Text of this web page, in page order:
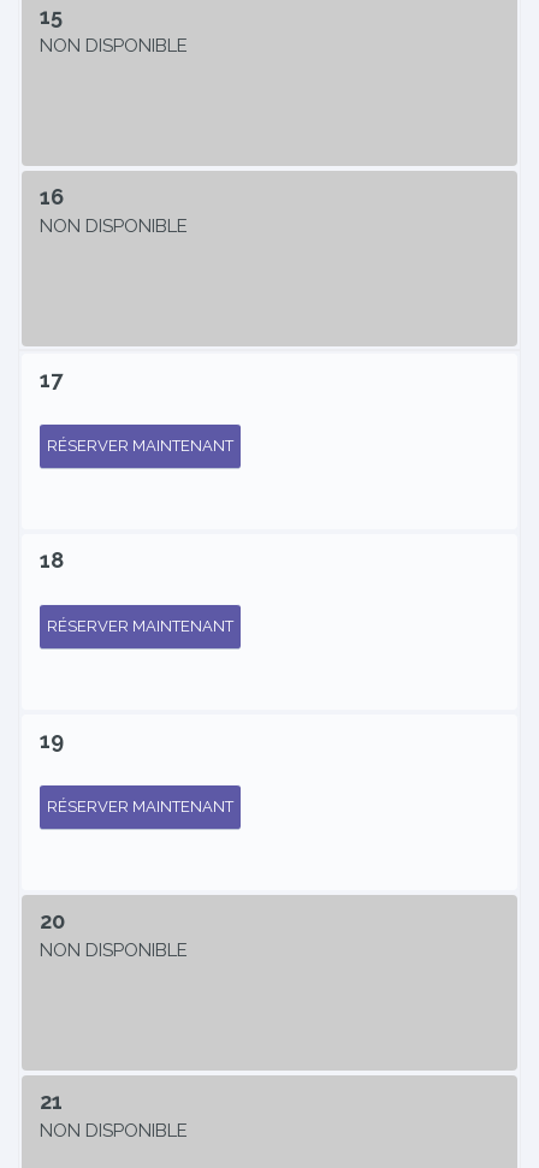
15
NON DISPONIBLE
16
NON DISPONIBLE
17
RÉSERVER MAINTENANT
18
RÉSERVER MAINTENANT
19
RÉSERVER MAINTENANT
20
NON DISPONIBLE
21
NON DISPONIBLE